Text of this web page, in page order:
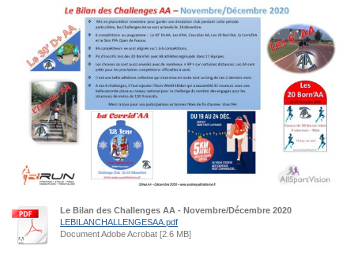
Le Bilan des Challenges AA - Novembre/Décembre 2020
LEBILANCHALLENGESAA.pdf
Document Adobe Acrobat [2.6 MB]